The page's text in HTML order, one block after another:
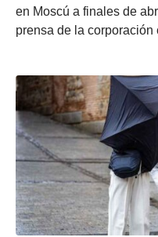
en Moscú a finales de
prensa de la corporación